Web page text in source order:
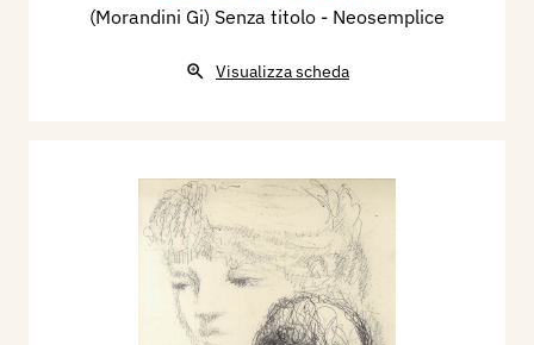
(Morandini Gi) Senza titolo - Neosemplice
Visualizza scheda